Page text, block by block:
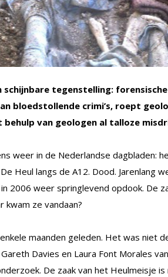
tegenstelling:
bloedstollende crimi’s, roept
behulp van geologen al talloze
weer in de Nederlandse dagbladen:
Heul langs de A12. Dood. Jarenlang
2006 weer springlevend opdook. De
kwam ze vandaan?
maanden geleden. Het was niet
Davies en Laura Font Morales
De zaak van het Heulmeisje